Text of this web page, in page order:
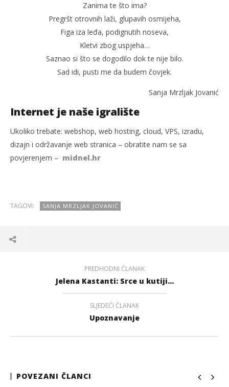
Zanima te što ima?
Pregršt otrovnih laži, glupavih osmijeha,
Figa iza leđa, podignutih noseva,
Kletvi zbog uspjeha…
Saznao si što se dogodilo dok te nije bilo.
Sad idi, pusti me da budem čovjek.
Sanja Mrzljak Jovanić
Internet je naše igralište
Ukoliko trebate: webshop, web hosting, cloud, VPS, izradu,
dizajn i održavanje web stranica – obratite nam se sa
povjerenjem – midnel.hr
TAGOVI: SANJA MRZLJAK JOVANIĆ
PREDHODNI ČLANAK
Jelena Kastanti: Srce u kutiji...
SLJEDEĆI ČLANAK
Upoznavanje
POVEZANI ČLANCI